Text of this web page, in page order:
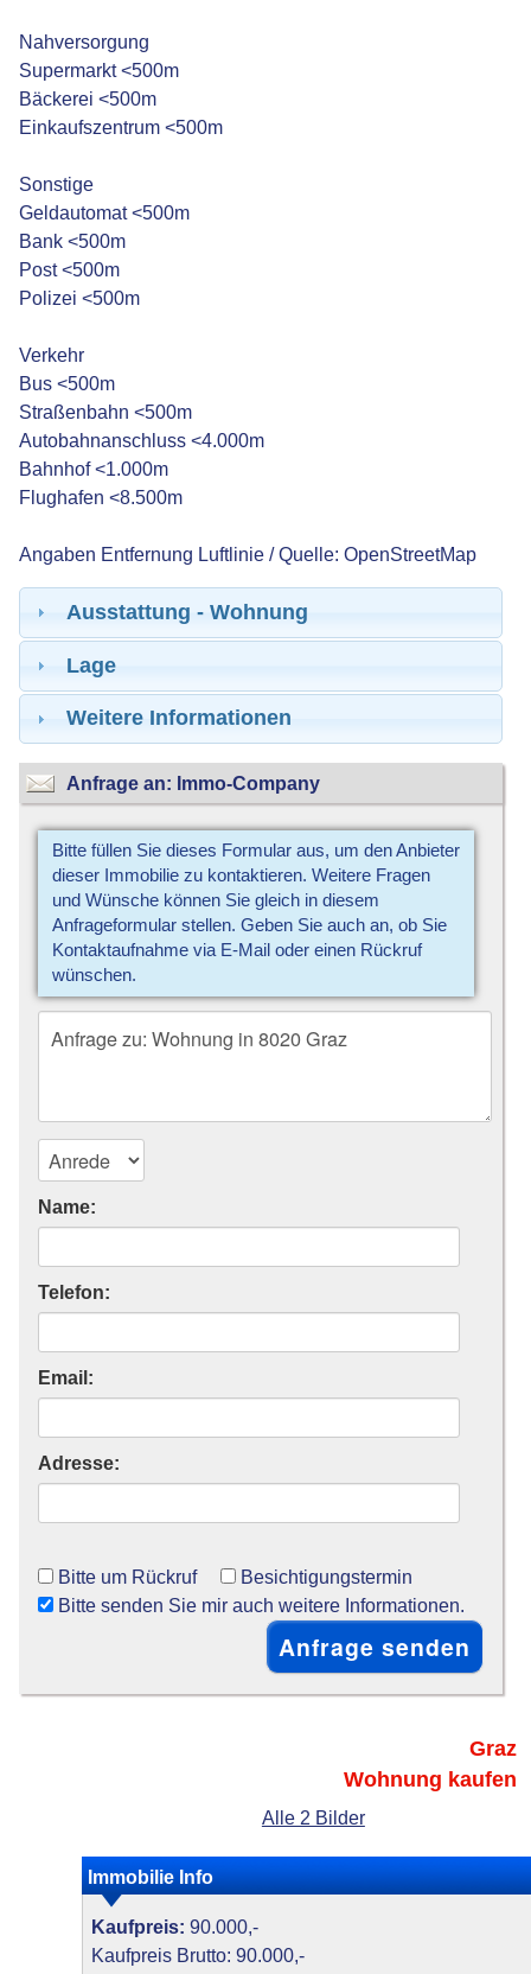
Nahversorgung
Supermarkt <500m
Bäckerei <500m
Einkaufszentrum <500m
Sonstige
Geldautomat <500m
Bank <500m
Post <500m
Polizei <500m
Verkehr
Bus <500m
Straßenbahn <500m
Autobahnanschluss <4.000m
Bahnhof <1.000m
Flughafen <8.500m
Angaben Entfernung Luftlinie / Quelle: OpenStreetMap
Ausstattung - Wohnung
Lage
Weitere Informationen
Anfrage an: Immo-Company
Bitte füllen Sie dieses Formular aus, um den Anbieter
dieser Immobilie zu kontaktieren. Weitere Fragen
und Wünsche können Sie gleich in diesem
Anfrageformular stellen. Geben Sie auch an, ob Sie
Kontaktaufnahme via E-Mail oder einen Rückruf
wünschen.
Name:
Telefon:
Email:
Adresse:
Bitte um Rückruf
Besichtigungstermin
Bitte senden Sie mir auch weitere Informationen.
Graz
Wohnung kaufen
Alle 2 Bilder
Immobilie Info
Kaufpreis: 90.000,-
Kaufpreis Brutto: 90.000,-